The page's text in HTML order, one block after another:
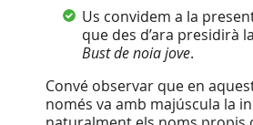
Us convidem a la
que des d’ara presidirà
Bust de noia jove.
Convé observar que en
només va amb majúscula la